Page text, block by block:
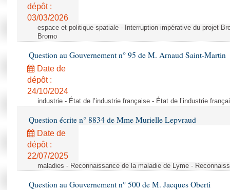
dépôt :
03/03/2026
espace et politique spatiale - Interruption impérative du projet
Bromo
Question au Gouvernement n° 95 de M. Arnaud Saint-Martin
Date de
dépôt :
24/10/2024
industrie - État de l’industrie française - État de l’industrie
Question écrite n° 8834 de Mme Murielle Lepvraud
Date de
dépôt :
22/07/2025
maladies - Reconnaissance de la maladie de Lyme -
Question au Gouvernement n° 500 de M. Jacques Oberti